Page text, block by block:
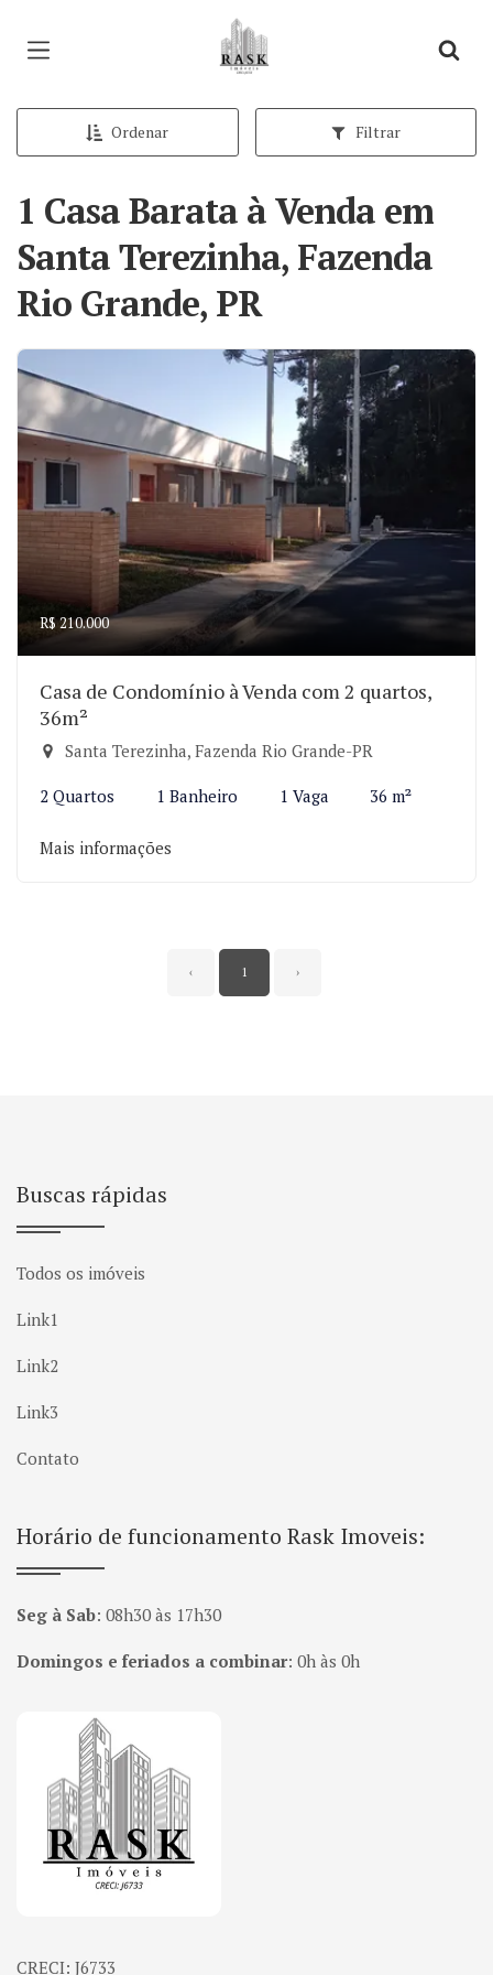
Página inicial
Ordenar Filtrar
1 Casa Barata à Venda em
Santa Terezinha, Fazenda
Rio Grande, PR
R$ 210.000
Casa de Condomínio à Venda com 2 quartos,
36m²
Santa Terezinha, Fazenda Rio Grande-PR
2 Quartos 1 Banheiro 1 Vaga 36 m²
Mais informações
‹ 1 ›
Buscas rápidas
Todos os imóveis
Link1
Link2
Link3
Contato
Horário de funcionamento Rask Imoveis:
Seg à Sab: 08h30 às 17h30
Domingos e feriados a combinar: 0h às 0h
Página inicial
CRECI: J6733